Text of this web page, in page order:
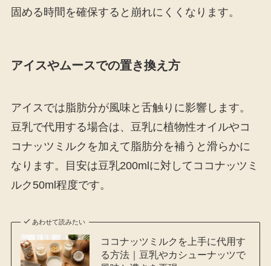
固める時間を確保すると崩れにくくなります。
アイスやムースでの置き換え方
アイスでは脂肪分が風味と舌触りに影響します。
豆乳で代用する場合は、豆乳に植物性オイルやコ
コナッツミルクを加えて脂肪分を補うと滑らかに
なります。目安は豆乳200mlに対してココナッツミ
ルク50ml程度です。
あわせて読みたい
ココナッツミルクを上手に代用す
る方法｜豆乳やカシューナッツで